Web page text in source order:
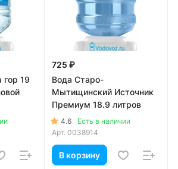
19
725 ₽
Вода Старо-
Мытищинский Источник
Премиум 18.9 литров
4.6
Есть в наличии
Арт. 0038914
В корзину